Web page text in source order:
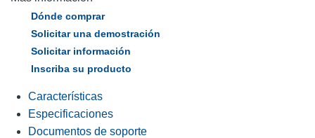
Dónde comprar
Solicitar una demostración
Solicitar información
Inscriba su producto
Características
Especificaciones
Documentos de soporte